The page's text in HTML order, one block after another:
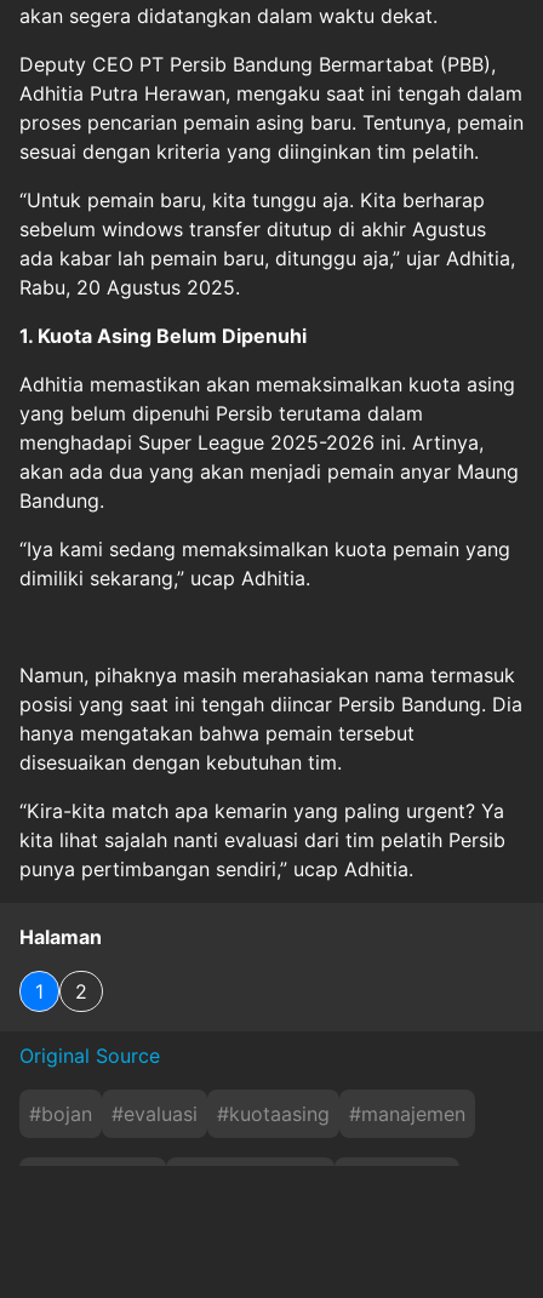
akan segera didatangkan dalam waktu dekat.
Deputy CEO PT Persib Bandung Bermartabat (PBB),
Adhitia Putra Herawan, mengaku saat ini tengah dalam
proses pencarian pemain asing baru. Tentunya, pemain
sesuai dengan kriteria yang diinginkan tim pelatih.
“Untuk pemain baru, kita tunggu aja. Kita berharap
sebelum windows transfer ditutup di akhir Agustus
ada kabar lah pemain baru, ditunggu aja,” ujar Adhitia,
Rabu, 20 Agustus 2025.
1. Kuota Asing Belum Dipenuhi
Adhitia memastikan akan memaksimalkan kuota asing
yang belum dipenuhi Persib terutama dalam
menghadapi Super League 2025-2026 ini. Artinya,
akan ada dua yang akan menjadi pemain anyar Maung
Bandung.
“Iya kami sedang memaksimalkan kuota pemain yang
dimiliki sekarang,” ucap Adhitia.
Namun, pihaknya masih merahasiakan nama termasuk
posisi yang saat ini tengah diincar Persib Bandung. Dia
hanya mengatakan bahwa pemain tersebut
disesuaikan dengan kebutuhan tim.
“Kira-kita match apa kemarin yang paling urgent? Ya
kita lihat sajalah nanti evaluasi dari tim pelatih Persib
punya pertimbangan sendiri,” ucap Adhitia.
Halaman
1 2
Original Source
#bojan #evaluasi #kuotaasing #manajemen